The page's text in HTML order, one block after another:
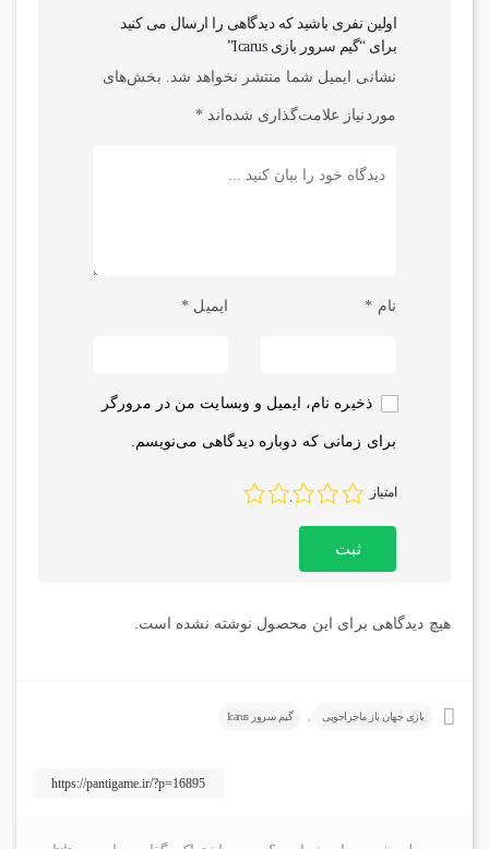
اولین نفری باشید که دیدگاهی را ارسال می کنید
برای “گیم سرور بازی Icarus”
نشانی ایمیل شما منتشر نخواهد شد. بخش‌های
موردنیاز علامت‌گذاری شده‌اند *
نام * ایمیل *
ذخیره نام، ایمیل و وبسایت من در مرورگر
برای زمانی که دوباره دیدگاهی می‌نویسم.
امتیاز 5 4 3 2 1
هیچ دیدگاهی برای این محصول نوشته نشده است.
بازی جهان باز ماجراجویی , گیم سرور Icarus